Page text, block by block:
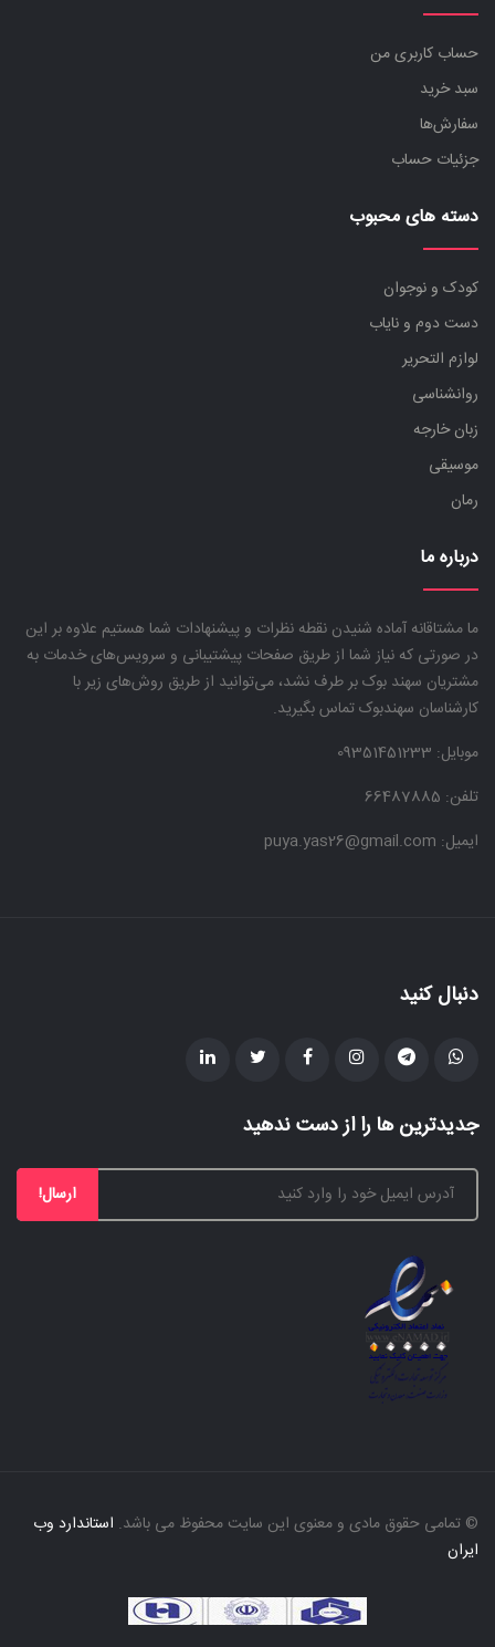
حساب کاربری من
سبد خرید
سفارش‌ها
جزئیات حساب
دسته های محبوب
کودک و نوجوان
دست دوم و نایاب
لوازم التحریر
روانشناسی
زبان خارجه
موسیقی
رمان
درباره ما
ما مشتاقانه آماده شنیدن نقطه نظرات و پیشنهادات شما هستیم علاوه بر این
در صورتی که نیاز شما از طریق صفحات پیشتیبانی و سرویس‌های خدمات به
مشتریان سهند بوک بر طرف نشد، می‌توانید از طریق روش‌های زیر با
کارشناسان سهندبوک تماس بگیرید.
موبایل:
تلفن: 66487885
ایمیل: puya.yas26@gmail.com
دنبال کنید
جدیدترین ها را از دست ندهید
ارسال!
© تمامی حقوق مادی و معنوی این سایت محفوظ می باشد. استاندارد وب
ایران